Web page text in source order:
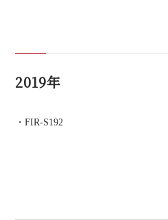
2019年
FIR-S192